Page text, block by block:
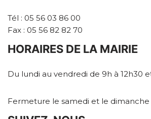
Tél : 05 56 03 86 00
Fax : 05 56 82 82 70
HORAIRES DE LA MAIRIE
Du lundi au vendredi de 9h à 12h30
Fermeture le samedi et le dimanche